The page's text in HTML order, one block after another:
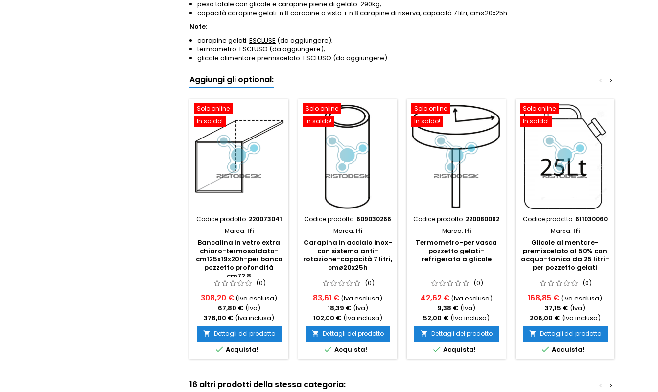
peso totale con glicole e carapine piene di gelato: 290kg;
capacità carapine gelati: n.8 carapine a vista + n.8 carapine di riserva, capacità 7 litri, cmø20x25h.
Note:
carapine gelati: ESCLUSE (da aggiungere);
termometro: ESCLUSO (da aggiungere);
glicole alimentare premiscelato: ESCLUSO (da aggiungere).
Aggiungi gli optional: >
<
Solo online
In saldo!
Codice prodotto: 220073041
Marca: Ifi
Bancalina in vetro extra
chiaro-termosaldato-
cm125x19x20h-per banco
pozzetto profondità
cm72.8
(0)
308,20 € (Iva esclusa)
67,80 € (Iva)
376,00 € (Iva inclusa)
 Dettagli del prodotto
 Acquista!
Solo online
In saldo!
Codice prodotto: 609030266
Marca: Ifi
Carapina in acciaio inox-
con sistema anti-
rotazione-capacità 7 litri,
cmø20x25h
(0)
83,61 € (Iva esclusa)
18,39 € (Iva)
102,00 € (Iva inclusa)
 Dettagli del prodotto
 Acquista!
Solo online
In saldo!
Codice prodotto: 220080062
Marca: Ifi
Termometro-per vasca
pozzetto gelati-
refrigerata a glicole
(0)
42,62 € (Iva esclusa)
9,38 € (Iva)
52,00 € (Iva inclusa)
 Dettagli del prodotto
 Acquista!
Solo online
In saldo!
Codice prodotto: 611030060
Marca: Ifi
Glicole alimentare-
premiscelato al 50% con
acqua-tanica da 25 litri-
per pozzetto gelati
(0)
168,85 € (Iva esclusa)
37,15 € (Iva)
206,00 € (Iva inclusa)
 Dettagli del prodotto
 Acquista!
16 altri prodotti della stessa categoria: >
<